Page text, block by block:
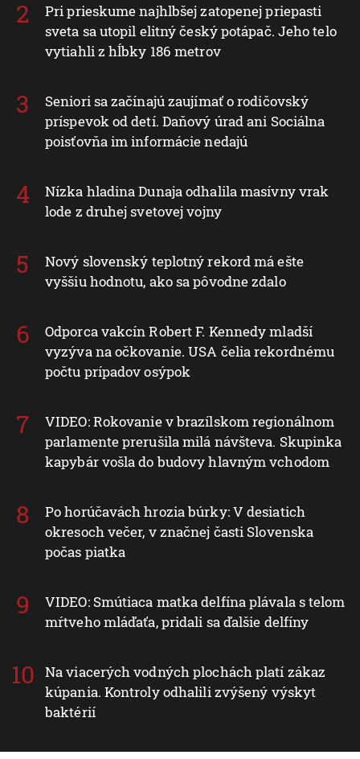
Pri prieskume najhlbšej zatopenej priepasti
sveta sa utopil elitný český potápač. Jeho telo
vytiahli z hĺbky 186 metrov
Seniori sa začínajú zaujímať o rodičovský
príspevok od detí. Daňový úrad ani Sociálna
poisťovňa im informácie nedajú
Nízka hladina Dunaja odhalila masívny vrak
lode z druhej svetovej vojny
Nový slovenský teplotný rekord má ešte
vyššiu hodnotu, ako sa pôvodne zdalo
Odporca vakcín Robert F. Kennedy mladší
vyzýva na očkovanie. USA čelia rekordnému
počtu prípadov osýpok
VIDEO: Rokovanie v brazílskom regionálnom
parlamente prerušila milá návšteva. Skupinka
kapybár vošla do budovy hlavným vchodom
Po horúčavách hrozia búrky: V desiatich
okresoch večer, v značnej časti Slovenska
počas piatka
VIDEO: Smútiaca matka delfína plávala s telom
mŕtveho mláďaťa, pridali sa ďalšie delfíny
Na viacerých vodných plochách platí zákaz
kúpania. Kontroly odhalili zvýšený výskyt
baktérií